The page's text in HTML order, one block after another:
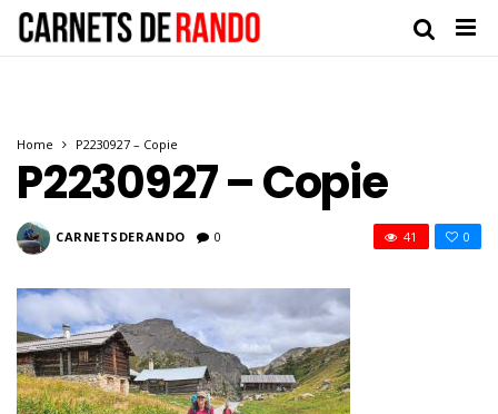
Home P2230927 – Copie
P2230927 – Copie
CARNETSDERANDO 0 0
41